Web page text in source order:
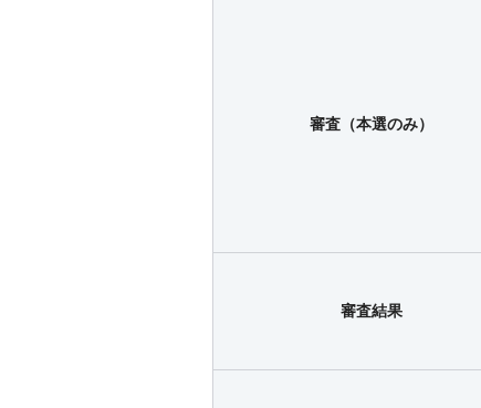
審査（本選のみ）
審査結果